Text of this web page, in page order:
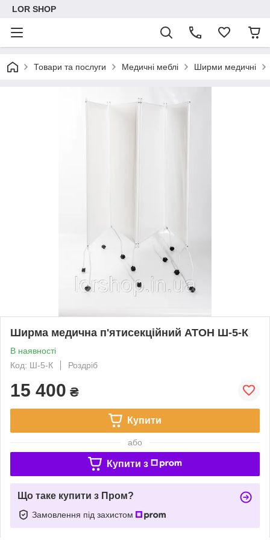
LOR SHOP
Товари та послуги Медичні меблі Ширми медичні
Ширма медична п'ятисекційний АТОН Ш-5-К
В наявності
Код: Ш-5-К
Роздріб
15 400 ₴
Купити
або
Купити з
Що таке купити з Пром?
Замовлення під захистом